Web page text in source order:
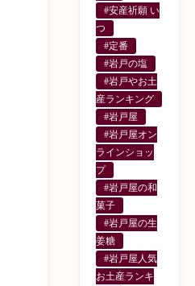
#安産祈願 い
つ
#定番
#岩戸の塩
#岩戸やお土
産ランキング
#岩戸屋
#岩戸屋オン
ラインショッ
プ
#岩戸屋の和
菓子
#岩戸屋の生
姜糖
#岩戸屋人気
お土産ランキ